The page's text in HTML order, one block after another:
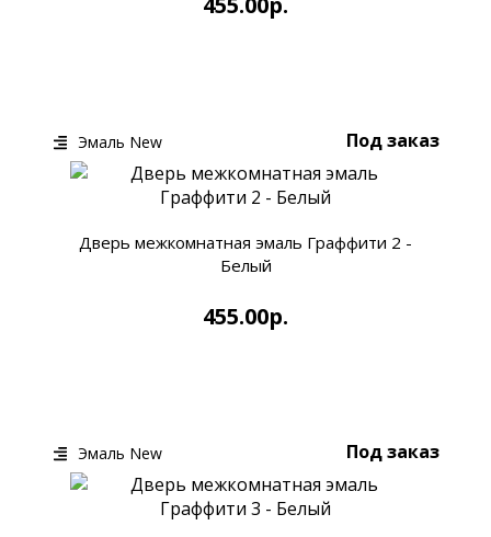
Под заказ
Дверь межкомнатная эмаль Граффити 2 -
Белый
455.00р.
Эмаль New
Под заказ
Эмаль New